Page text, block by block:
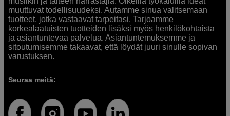
muuttuvat todellisuudeksi. Autamme sinua valitsemaan
tuotteet, jotka vastaavat tarpeitasi. Tarjoamme
korkealaatuisten tuotteiden lisäksi myös henkilökohtaista
ja asiantuntevaa palvelua. Asiantuntemuksemme ja
sitoutumisemme takaavat, että löydät juuri sinulle sopivan
varustuksen.
Seuraa meitä: